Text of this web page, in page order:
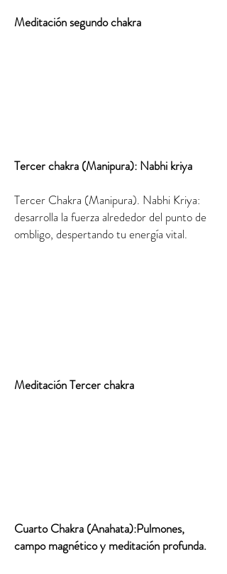
Meditación segundo chakra
Tercer chakra (Manipura): Nabhi kriya
Tercer Chakra (Manipura). Nabhi Kriya:
desarrolla la fuerza alrededor del punto de
ombligo, despertando tu energía vital.
Meditación Tercer chakra
Cuarto Chakra (Anahata):Pulmones,
campo magnético y meditación profunda.